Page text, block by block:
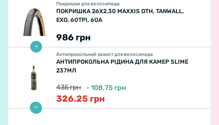
Покришки для велосипеда
ПОКРИШКА 26X2.30 MAXXIS DTH, TANWALL,
EXO, 60TPI, 60A
986 грн
Антипрокольний захист для велосипеда
АНТИПРОКОЛЬНА РІДИНА ДЛЯ КАМЕР SLIME
237МЛ
435грн - 108.75 грн
326.25 грн